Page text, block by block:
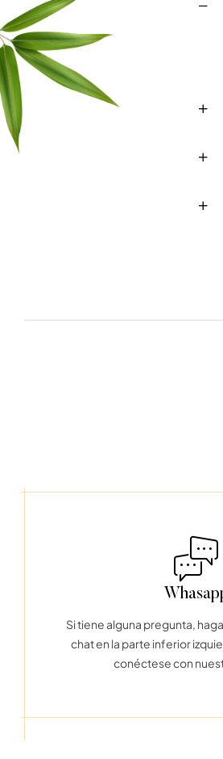
Si tiene alguna pregunta,
chat en la parte inferior
conéctese con